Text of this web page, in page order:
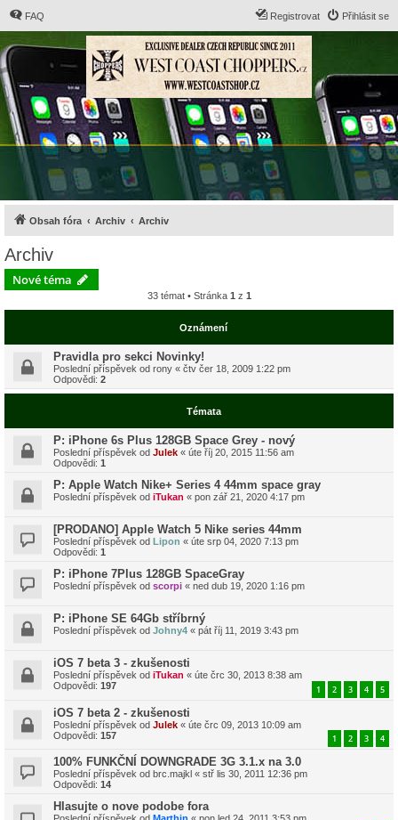
FAQ Přihlásit se
Registrovat
Obsah fóra Archiv Archiv
Archiv
Nové téma
33 témat • Stránka 1 z 1
Oznámení
Pravidla pro sekci Novinky!
Poslední příspěvek od rony « čtv čer 18, 2009 1:22 pm
Odpovědi: 2
Témata
P: iPhone 6s Plus 128GB Space Grey - nový
Poslední příspěvek od Julek « úte říj 20, 2015 11:56 am
Odpovědi: 1
P: Apple Watch Nike+ Series 4 44mm space gray
Poslední příspěvek od iTukan « pon zář 21, 2020 4:17 pm
[PRODANO] Apple Watch 5 Nike series 44mm
Poslední příspěvek od Lipon « úte srp 04, 2020 7:13 pm
Odpovědi: 1
P: iPhone 7Plus 128GB SpaceGray
Poslední příspěvek od scorpi « ned dub 19, 2020 1:16 pm
P: iPhone SE 64Gb stříbrný
Poslední příspěvek od Johny4 « pát říj 11, 2019 3:43 pm
iOS 7 beta 3 - zkušenosti
Poslední příspěvek od iTukan « úte črc 30, 2013 8:38 am
Odpovědi: 197 1 2 3 4 5
iOS 7 beta 2 - zkušenosti
Poslední příspěvek od Julek « úte črc 09, 2013 10:09 am
Odpovědi: 157 1 2 3 4
100% FUNKČNÍ DOWNGRADE 3G 3.1.x na 3.0
Poslední příspěvek od brc.majkl « stř lis 30, 2011 12:36 pm
Odpovědi: 14
Hlasujte o nove podobe fora